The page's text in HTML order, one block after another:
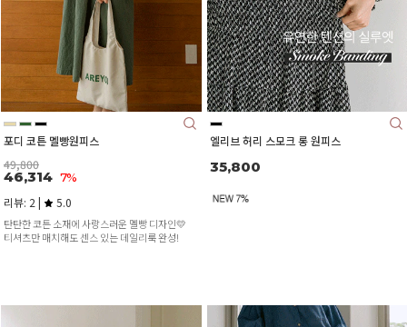
포디 코튼 멜빵원피스
49,800
46,314 7%
리뷰: 2 | 5.0
탄탄한 코튼 소재에 사랑스러운 멜빵 디자인💛
티셔츠만 매치해도 센스 있는 데일리룩 완성!
엘리브 허리 스모크 롱 원피스
35,800